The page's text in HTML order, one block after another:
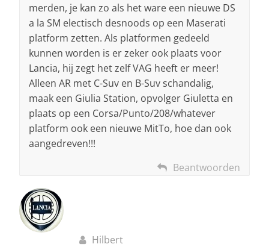
merden, je kan zo als het ware een nieuwe DS
a la SM electisch desnoods op een Maserati
platform zetten. Als platformen gedeeld
kunnen worden is er zeker ook plaats voor
Lancia, hij zegt het zelf VAG heeft er meer!
Alleen AR met C-Suv en B-Suv schandalig,
maak een Giulia Station, opvolger Giuletta en
plaats op een Corsa/Punto/208/whatever
platform ook een nieuwe MitTo, hoe dan ook
aangedreven!!!
Beantwoorden
Hilbert